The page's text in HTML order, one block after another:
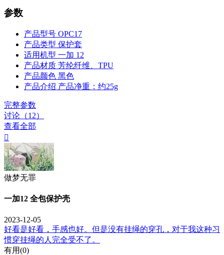
参数
产品型号 OPC17
产品类型 保护套
适用机型 一加 12
产品材质 芳纶纤维、TPU
产品颜色 黑色
产品介绍 产品净重：约25g
完整参数
讨论（12）
查看全部

做梦无罪
一加12 全包保护壳
2023-12-05
好看是好看，手感也好。但是没有挂绳的穿孔，对于我这种习
惯穿挂绳的人完全受不了。
有用(0)